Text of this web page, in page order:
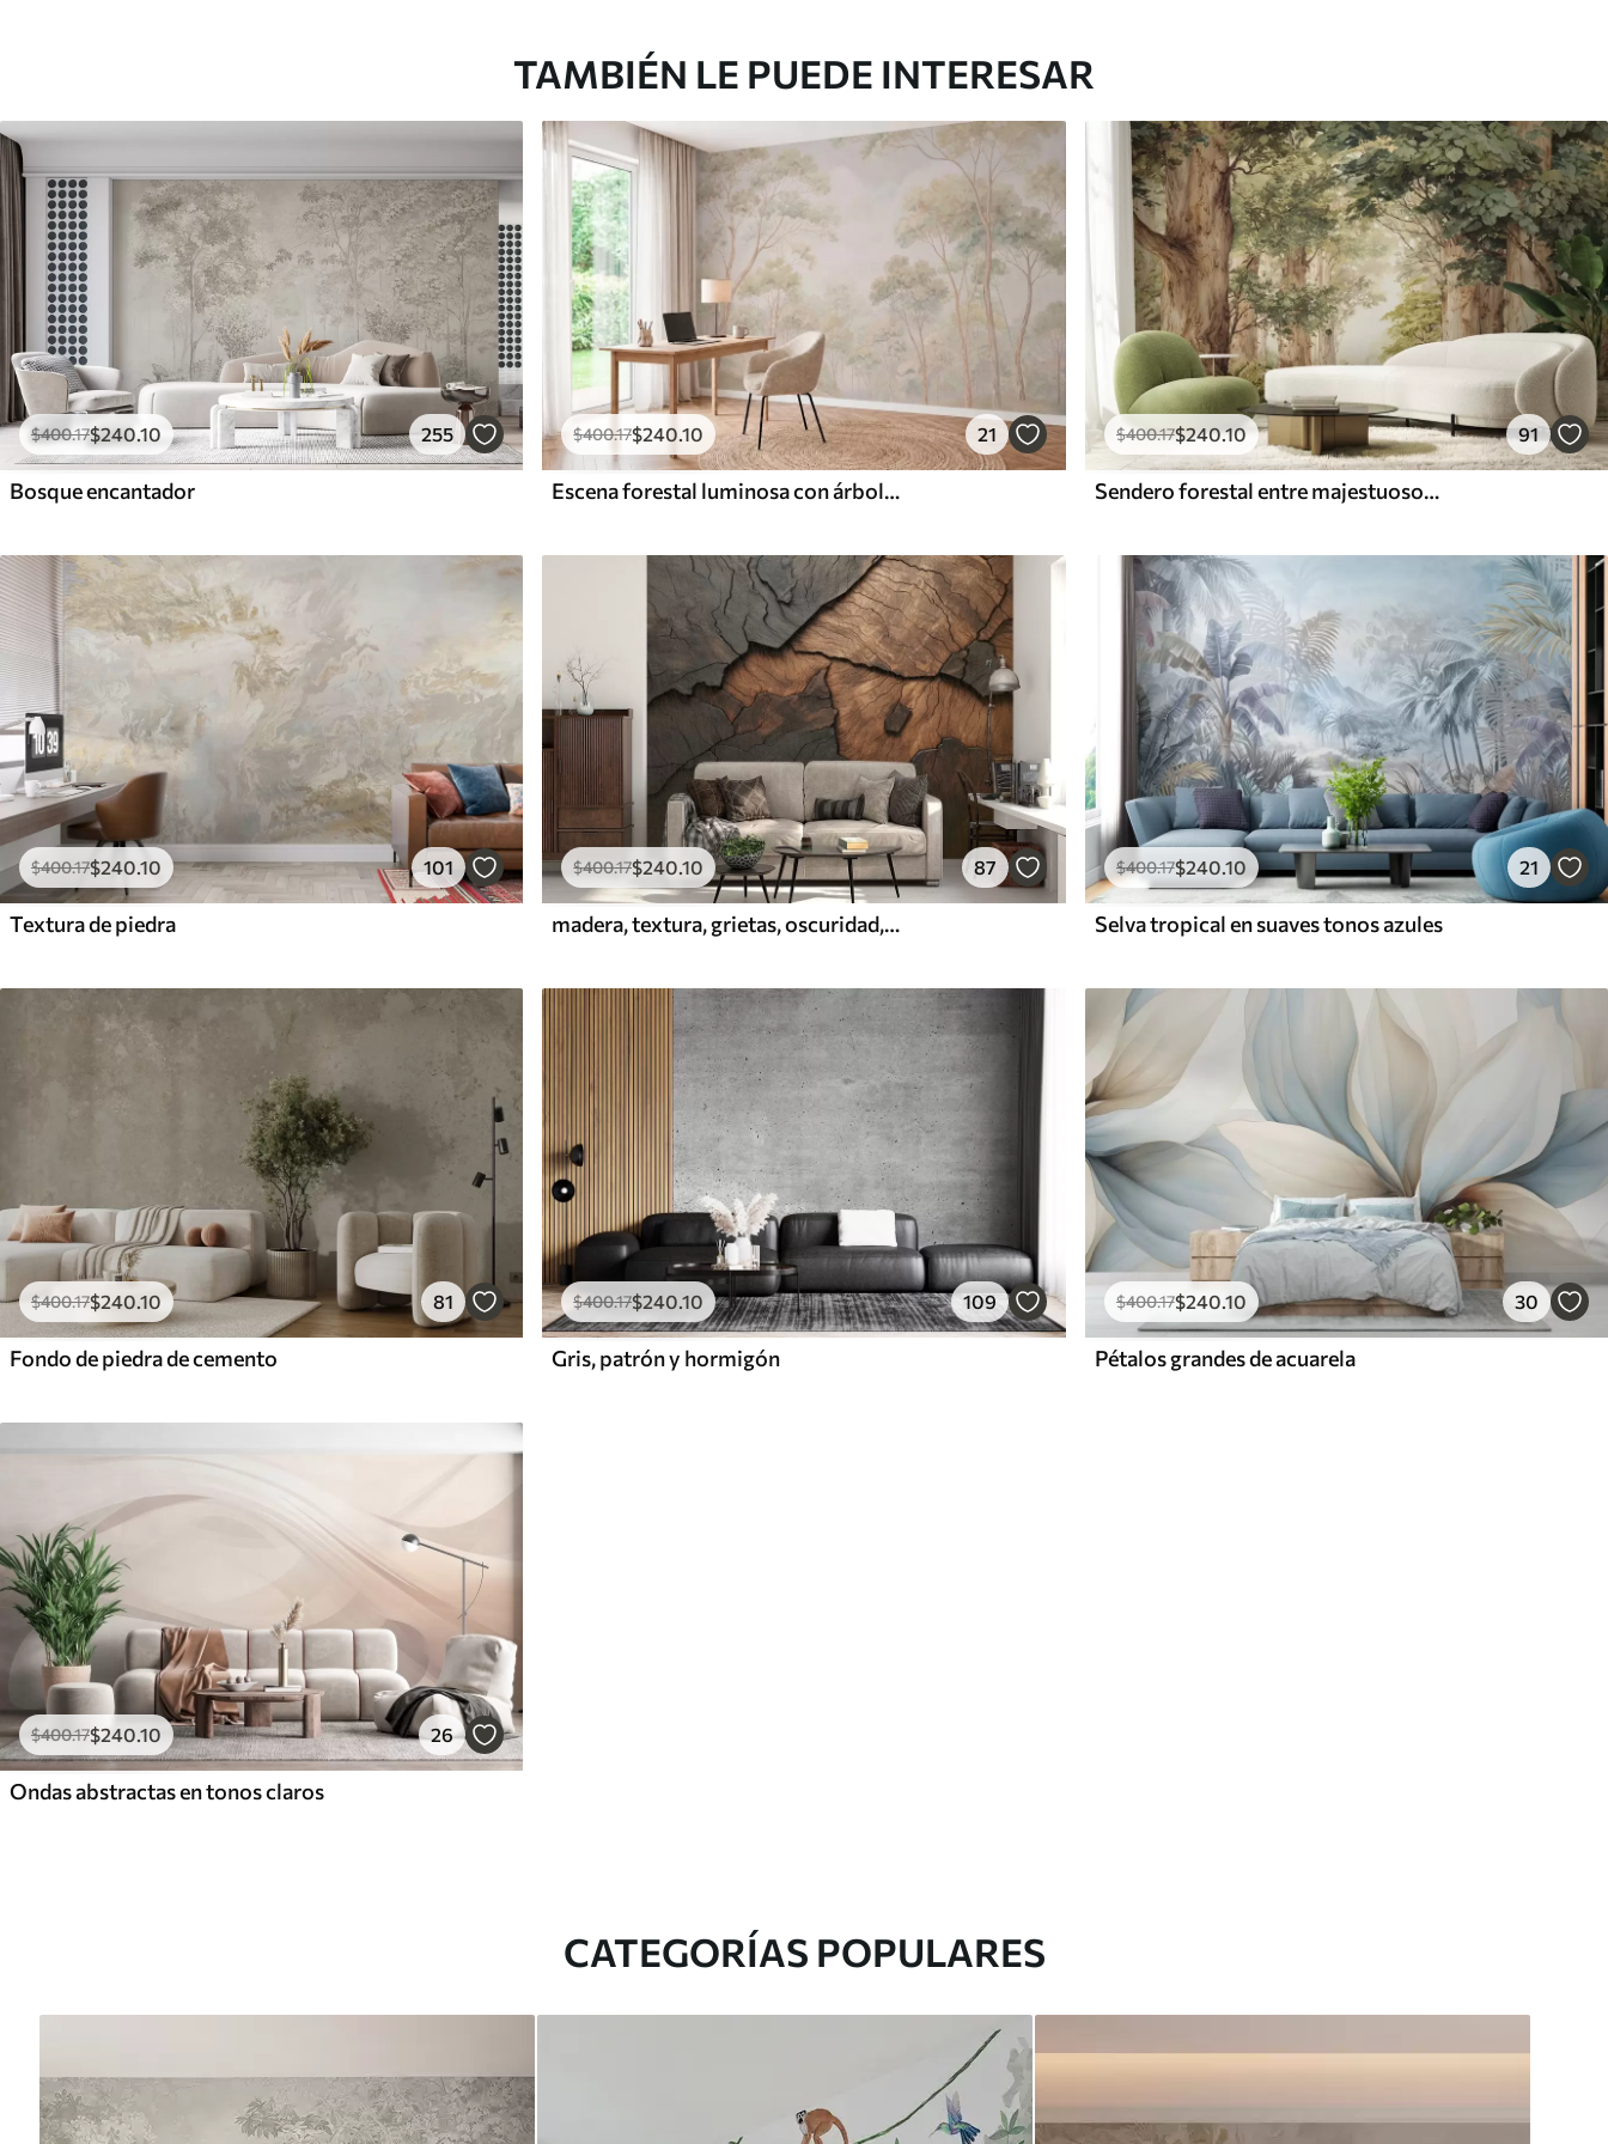
TAMBIÉN LE PUEDE INTERESAR
$400.17$240.10 255
Bosque encantador
$400.17$240 .10 21
Escena forestal luminosa con árboles altos
$400.17$240.10 91
Sendero forestal entre majestuosos árboles en estilo acuarela
$400.17$240.10 101
Textura de piedra
$400.17$240.10 87
madera, textura, grietas, oscuridad, corteza, superficie
$400.17$240.10 21
Selva tropical en suaves tonos azules
$400.17$240 .10 81
Fondo de piedra de cemento
$400.17$240 .10 109
Gris, patrón y hormigón
$400.17$240 .10 30
Pétalos grandes de acuarela
$400.17$240.10 26
Ondas abstractas en tonos claros
CATEGORÍAS POPULARES